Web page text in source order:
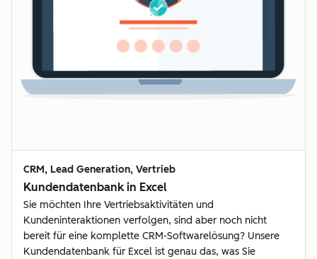
CRM, Lead Generation, Vertrieb
Kundendatenbank in Excel
Sie möchten Ihre Vertriebsaktivitäten und
Kundeninteraktionen verfolgen, sind aber noch nicht
bereit für eine komplette CRM-Softwarelösung? Unsere
Kundendatenbank für Excel ist genau das, was Sie